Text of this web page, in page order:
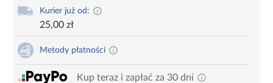
Kurier już od:
25,00 zł
Metody płatności
Kup teraz i zapłać za 30 dni